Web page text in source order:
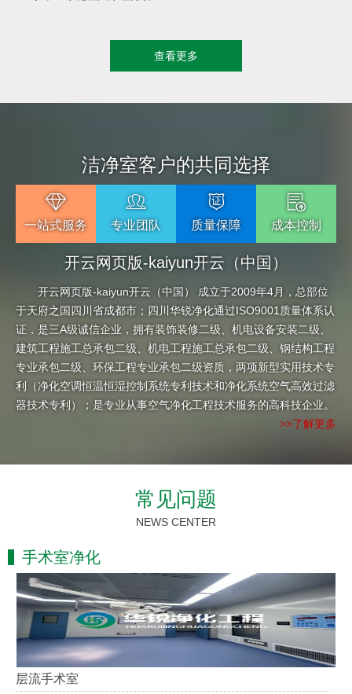
查看更多
洁净室客户的共同选择
一站式服务 专业团队 质量保障 成本控制
开云网页版-kaiyun开云（中国）
开云网页版-kaiyun开云（中国） 成立于2009年4月，总部位
于天府之国四川省成都市；四川华锐净化通过ISO9001质量体系认
证，是三A级诚信企业，拥有装饰装修二级、机电设备安装二级、
建筑工程施工总承包二级、机电工程施工总承包二级、钢结构工程
专业承包二级、环保工程专业承包二级资质，两项新型实用技术专
利（净化空调恒温恒湿控制系统专利技术和净化系统空气高效过滤
器技术专利）；是专业从事空气净化工程技术服务的高科技企业。
>>了解更多
常见问题
NEWS CENTER
手术室净化
层流手术室